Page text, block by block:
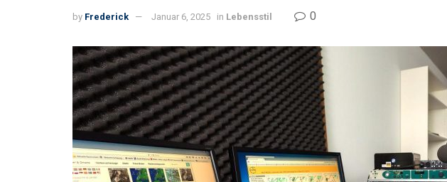
by Frederick Januar 6, 2025 in Lebensstil 0